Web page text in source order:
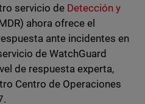
servicio de Detección y
ahora ofrece el
ante incidentes en
de WatchGuard
de respuesta experta,
Centro de Operaciones